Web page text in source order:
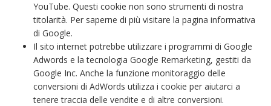
YouTube. Questi cookie non sono strumenti di nostra
titolarità. Per saperne di più visitare la pagina informativa
di Google.
Il sito internet potrebbe utilizzare i programmi di Google
Adwords e la tecnologia Google Remarketing, gestiti da
Google Inc. Anche la funzione monitoraggio delle
conversioni di AdWords utilizza i cookie per aiutarci a
tenere traccia delle vendite e di altre conversioni.